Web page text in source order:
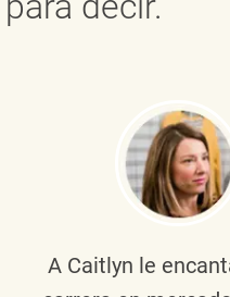
A Caitlyn le